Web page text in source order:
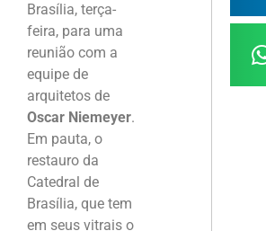
Brasília, terça-
feira, para uma
reunião com a
equipe de
arquitetos de
Oscar Niemeyer.
Em pauta, o
restauro da
Catedral de
Brasília, que tem
em seus vitrais o